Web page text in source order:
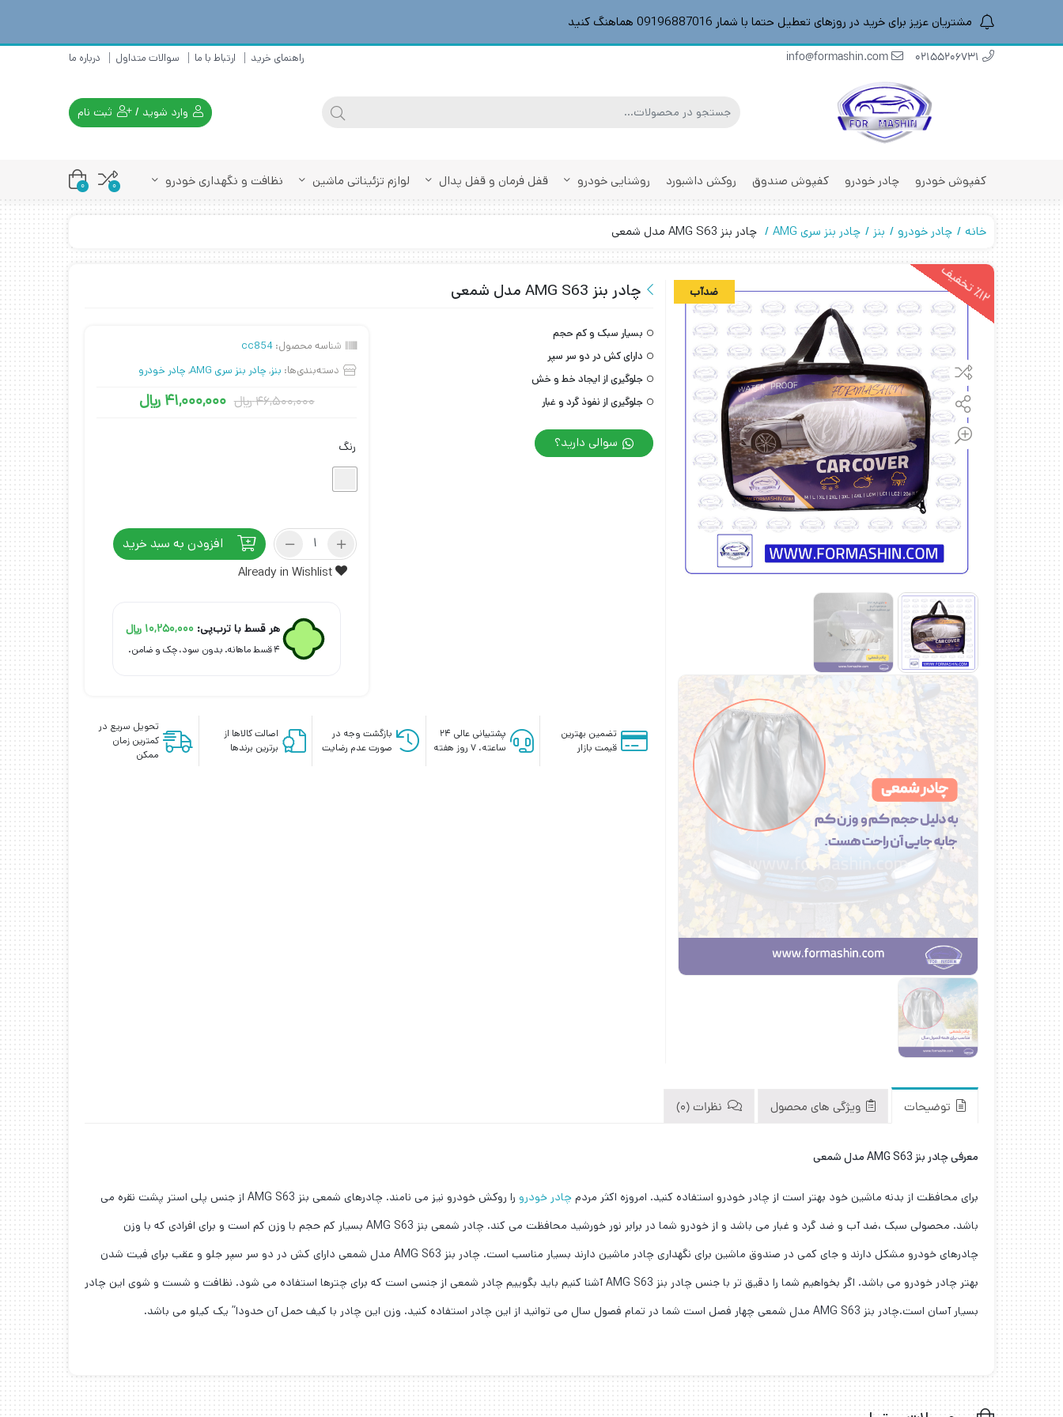
مشتریان عزیز برای خرید در روزهای تعطیل حتما با شمار 09196887016 هماهنگ کنید
راهنمای خرید ارتباط با ما سوالات متداول درباره ما
وارد شوید / ثبت نام
کفپوش خودرو چادر خودرو کفپوش صندوق روکش داشبورد روشنایی خودرو قفل فرمان و قفل پدال لوازم تزئیناتی ماشین نظافت و نگهداری خودرو 0
0
خانه چادر خودرو بنز چادر بنز سری AMG چادر بنز AMG S63 مدل شمعی
٪1
2
ت
خ
ف
یف ضدآب چادر بنز AMG S63 مدل شمعی
بسیار سبک و کم حجم
دارای کش در دو سر سپر
جلوگیری از ایجاد خط و خش
جلوگیری از نفوذ گرد و غبار
سوالی دارید؟
شناسه محصول: cc854
دسته‌بندی‌ها: بنز, چادر بنز سری AMG , چادر خودرو
46,500,000﷼ 41,000,000 ﷼
رنگ
چادر
AMG
شمعی
عدد
افزودن به سبد خرید
Already in Wishlist
هر قسط با ترب‌پی: 10,250,000 ﷼
۴ قسط ماهانه. بدون سود، چک و ضامن.
تضمین بهترین
قیمت بازار
پشتیبانی عالی ۲۴
ساعته، ۷ روز هفته
بازگشت وجه در
صورت عدم رضایت
اصالت کالاها از
برترین برندها
تحویل سریع در
کمترین زمان
ممکن
توضیحات ویژگی های محصول نظرات (0)
معرفی چادر بنز AMG S63 مدل شمعی
برای محافظت از بدنه ماشین خود بهتر است از چادر خودرو استفاده کنید. امروزه اکثر مردم چادر خودرو
را روکش خودرو نیز می نامند. چادرهای شمعی بنز AMG S63 از جنس پلی استر پشت نقره می
باشد. محصولی سبک ،ضد آب و ضد گرد و غبار می باشد و از خودرو شما در برابر نور خورشید محافظت می کند. چادر شمعی بنز AMG S63 بسیار کم حجم با وزن کم است و برای افرادی که با وزن
چادرهای خودرو مشکل دارند و جای کمی در صندوق ماشین برای نگهداری چادر ماشین دارند بسیار مناسب است. چادر بنز AMG S63 مدل شمعی دارای کش در دو سر سپر جلو و عقب برای فیت شدن
بهتر چادر خودرو می باشد. اگر بخواهیم شما را دقیق تر با جنس چادر بنز AMG S63 آشنا کنیم باید بگوییم چادر شمعی از جنسی است که برای چترها استفاده می شود. نظافت و شست و شوی این چادر
بسیار آسان است.چادر بنز AMG S63 مدل شمعی چهار فصل است شما در تمام فصول سال می توانید از این چادر استفاده کنید. وزن این چادر با کیف حمل آن حدودا” یک کیلو می باشد.